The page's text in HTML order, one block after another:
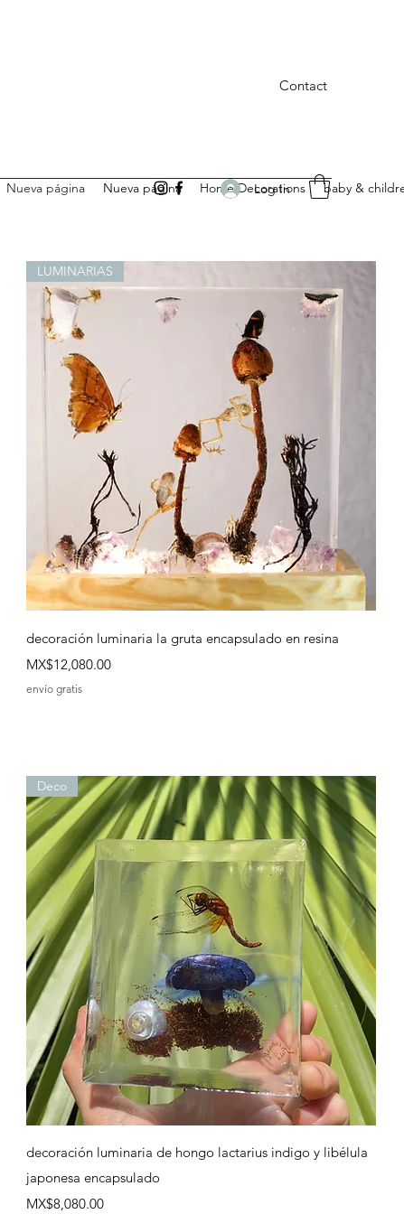
Contact
Nueva página Nueva página Home Decorations baby &
Log In
Quick View
LUMINARIAS
decoración luminaria la gruta encapsulado en resina
Price
MX$12,080.00
envío gratis
Quick View
Deco
decoración luminaria de hongo lactarius indigo y libélula
japonesa encapsulado
Price
MX$8,080.00